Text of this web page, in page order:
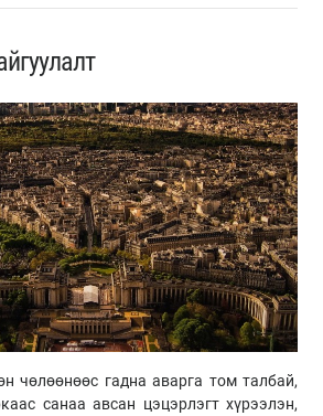
чөлөөнөөс гадна аварга том талбай,
санаа авсан цэцэрлэгт хүрээлэн,